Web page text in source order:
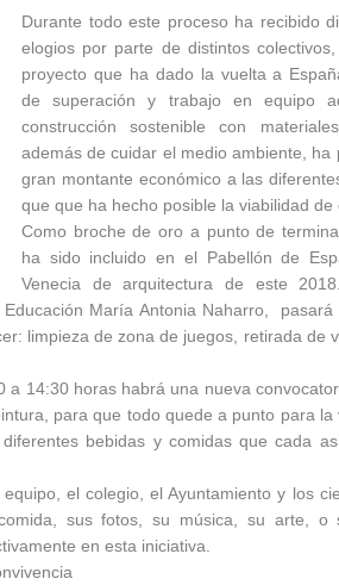
Durante todo este proceso ha recibido
elogios por parte de distintos
proyecto que ha dado la vuelta a
de superación y trabajo en equipo
construcción sostenible con
además de cuidar el medio ambiente, ha
gran montante económico a las
que que ha hecho posible la viabilidad de
Como broche de oro a punto de
ha sido incluido en el Pabellón de
Venecia de arquitectura de este
María Antonia Naharro,
limpieza de zona de juegos, retirada de
14:30 horas habrá una nueva
para que todo quede a punto para la
bebidas y comidas que cada
el colegio, el Ayuntamiento y los
sus fotos, su música, su arte, o
en esta iniciativa.